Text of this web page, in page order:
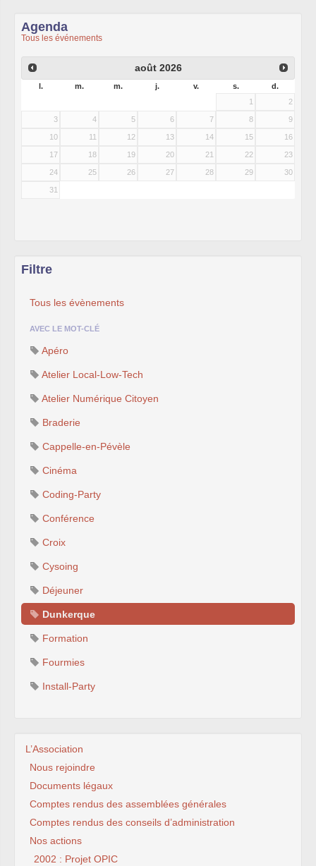
Agenda
Tous les événements
août 2026
l. m. m. j. v. s.
d.
1
2
3 4 5 6 7 8 9
10 11 12 13 14 15 16
17 18 19 20 21 22 23
24 25 26 27 28 29 30
31
Filtre
Tous les évènements
AVEC LE MOT-CLÉ
Apéro
Atelier Local-Low-Tech
Atelier Numérique Citoyen
Braderie
Cappelle-en-Pévèle
Cinéma
Coding-Party
Conférence
Croix
Cysoing
Déjeuner
Dunkerque
Formation
Fourmies
Install-Party
L’Association
Nous rejoindre
Documents légaux
Comptes rendus des assemblées générales
Comptes rendus des conseils d’administration
Nos actions
2002 : Projet OPIC